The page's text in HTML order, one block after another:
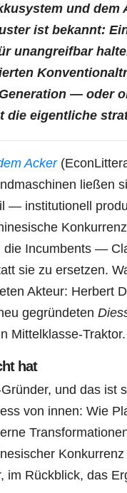
und
ist bekannt:
unangreifbar
— oder
eigentliche
Acker
ließen
— institutionell
die Incumbents —
sie zu ersetzen.
Akteur: Herbert
gegründeten
Mittelklasse-Traktor.
hat
und das
von innen: Wie
im Rückblick, das